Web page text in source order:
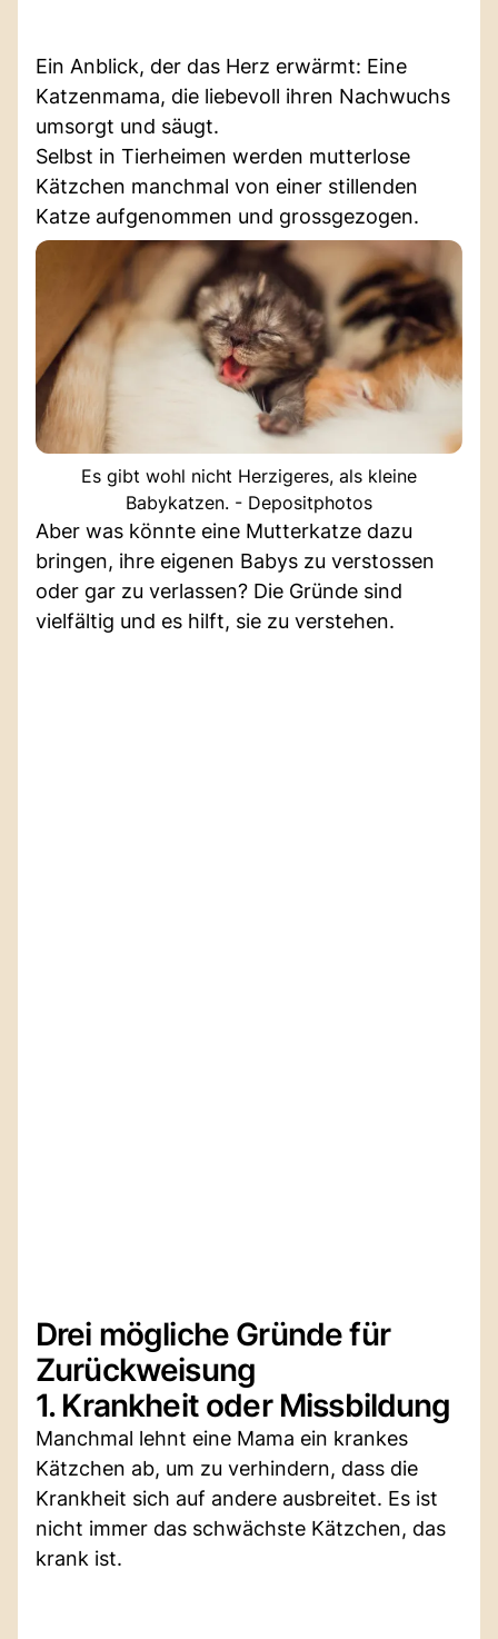
Ein Anblick, der das Herz erwärmt: Eine
Katzenmama, die liebevoll ihren Nachwuchs
umsorgt und säugt.
Selbst in Tierheimen werden mutterlose
Kätzchen manchmal von einer stillenden
Katze aufgenommen und grossgezogen.
Es gibt wohl nicht Herzigeres, als kleine
Babykatzen. - Depositphotos
Aber was könnte eine Mutterkatze dazu
bringen, ihre eigenen Babys zu verstossen
oder gar zu verlassen? Die Gründe sind
vielfältig und es hilft, sie zu verstehen.
Drei mögliche Gründe für
Zurückweisung
1. Krankheit oder Missbildung
Manchmal lehnt eine Mama ein krankes
Kätzchen ab, um zu verhindern, dass die
Krankheit sich auf andere ausbreitet. Es ist
nicht immer das schwächste Kätzchen, das
krank ist.